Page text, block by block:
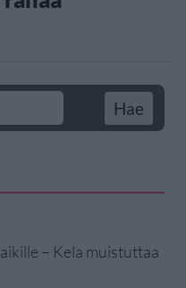
– Kela muistuttaa